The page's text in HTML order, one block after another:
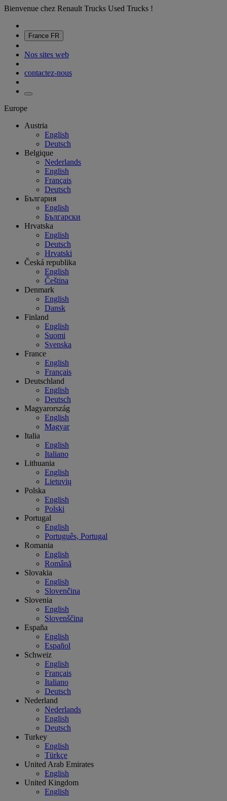
Bienvenue chez Renault Trucks Used Trucks !
France FR
Nos sites web
contactez-nous
Europe
Austria
English
Deutsch
Belgique
Nederlands
English
Français
Deutsch
България
English
Български
Hrvatska
English
Deutsch
Hrvatski
Česká republika
English
Čeština
Denmark
English
Dansk
Finland
English
Suomi
Svenska
France
English
Français
Deutschland
English
Deutsch
Magyarország
English
Magyar
Italia
English
Italiano
Lithuania
English
Lietuvių
Polska
English
Polski
Portugal
English
Português, Portugal
Romania
English
Română
Slovakia
English
Slovenčina
Slovenia
English
Slovenščina
España
English
Español
Schweiz
English
Français
Italiano
Deutsch
Nederland
Nederlands
English
Deutsch
Turkey
English
Türkçe
United Arab Emirates
English
United Kingdom
English